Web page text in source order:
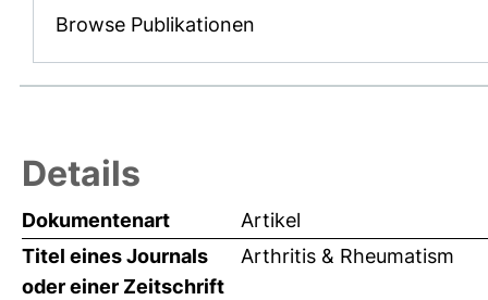
Browse Publikationen
Details
Dokumentenart
Artikel
Titel eines Journals
oder einer Zeitschrift
Arthritis & Rheumatism